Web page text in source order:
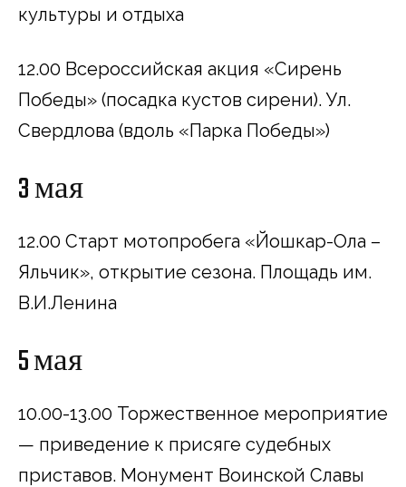
культуры и отдыха
12.00 Всероссийская акция «Сирень
Победы» (посадка кустов сирени). Ул.
Свердлова (вдоль «Парка Победы»)
3 мая
12.00 Старт мотопробега «Йошкар-Ола –
Яльчик», открытие сезона. Площадь им.
В.И.Ленина
5 мая
10.00-13.00 Торжественное мероприятие
— приведение к присяге судебных
приставов. Монумент Воинской Славы